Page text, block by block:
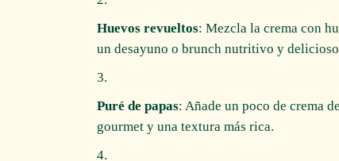
Huevos revueltos: Mezcla la crema con
un desayuno o brunch nutritivo y
Puré de papas: Añade un poco de crema
gourmet y una textura más rica.